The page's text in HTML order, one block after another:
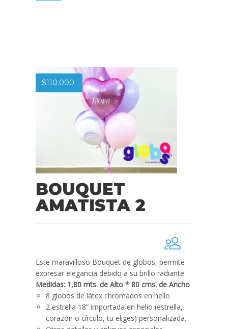
$110.000
BOUQUET
AMATISTA 2
Este maravilloso Bouquet de globos, permite
expresar elegancia debido a su brillo radiante.
Medidas: 1,80 mts. de Alto * 80 cms. de Ancho
8 globos de látex chromados en helio
2 estrella 18” importada en helio (estrella,
corazón o círculo, tu eliges) personalizada.